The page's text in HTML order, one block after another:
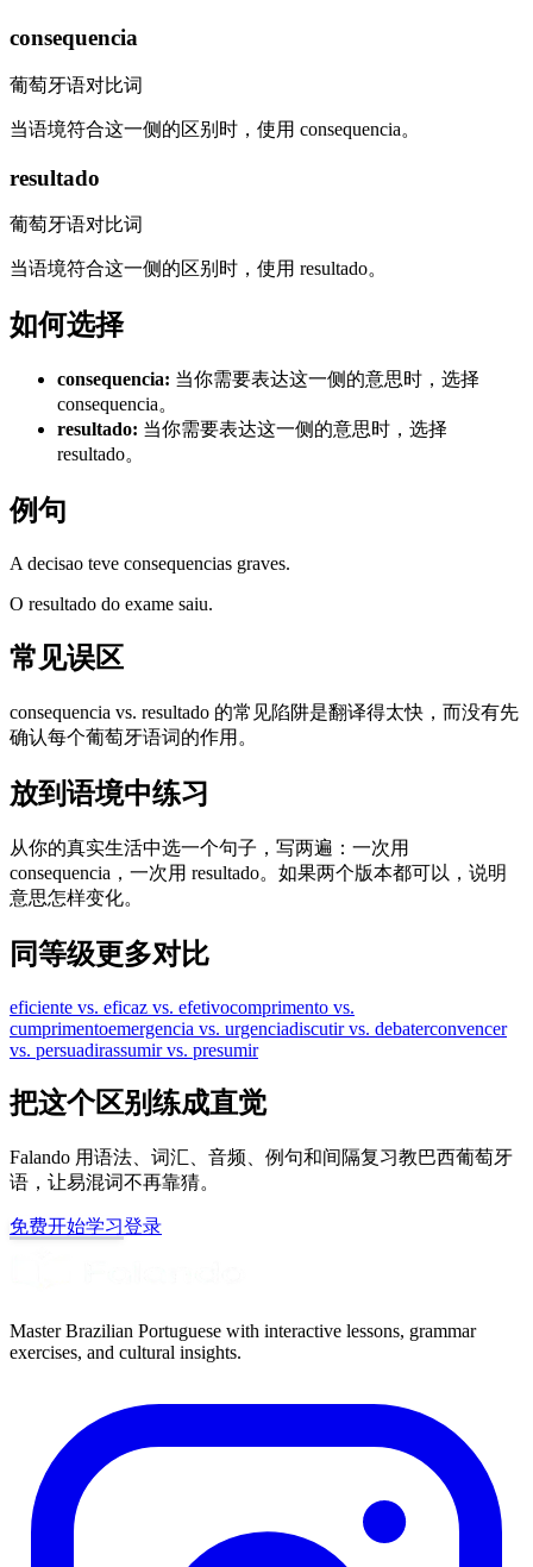
consequencia
葡萄牙语对比词
当语境符合这一侧的区别时，使用 consequencia。
resultado
葡萄牙语对比词
当语境符合这一侧的区别时，使用 resultado。
如何选择
consequencia: 当你需要表达这一侧的意思时，选择
consequencia。
resultado: 当你需要表达这一侧的意思时，选择
resultado。
例句
A decisao teve consequencias graves.
O resultado do exame saiu.
常见误区
consequencia vs. resultado 的常见陷阱是翻译得太快，而没有先
确认每个葡萄牙语词的作用。
放到语境中练习
从你的真实生活中选一个句子，写两遍：一次用
consequencia，一次用 resultado。如果两个版本都可以，说明
意思怎样变化。
同等级更多对比
eficiente vs. eficaz vs. efetivocomprimento vs.
cumprimentoemergencia vs. urgenciadiscutir vs. debaterconvencer
vs. persuadirassumir vs. presumir
把这个区别练成直觉
Falando 用语法、词汇、音频、例句和间隔复习教巴西葡萄牙
语，让易混词不再靠猜。
免费开始学习登录
Master Brazilian Portuguese with interactive lessons, grammar
exercises, and cultural insights.